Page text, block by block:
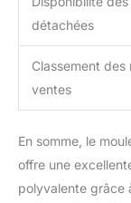
détachées
Classement des
ventes
En somme, le
offre une
polyvalente grâce